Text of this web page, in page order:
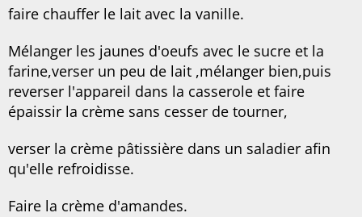
faire chauffer le lait avec la vanille.
Mélanger les jaunes d'oeufs avec le sucre et la
farine,verser un peu de lait ,mélanger bien,puis
reverser l'appareil dans la casserole et faire
épaissir la crème sans cesser de tourner,
verser la crème pâtissière dans un saladier afin
qu'elle refroidisse.
Faire la crème d'amandes.